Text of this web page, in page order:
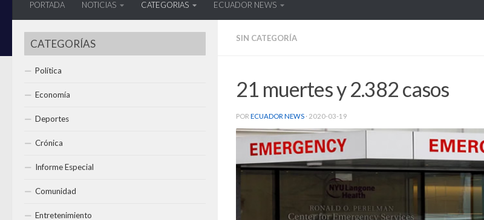
PORTADA NOTICIAS CATEGORIAS ECUADOR NEWS
SIN CATEGORÍA
21 muertes y 2.382 casos
POR ECUADOR NEWS · 2020-03-19
CATEGORÍAS
Política
Economía
Deportes
Crónica
Informe Especial
Comunidad
Entretenimiento